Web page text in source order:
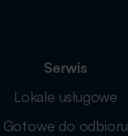
Serwis
Lokale usługowe
Gotowe do odbioru